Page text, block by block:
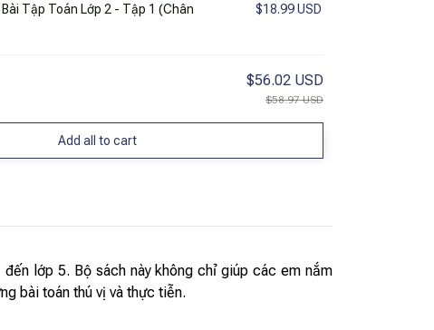
Bài Tập Toán Lớp 2 - Tập 1 (Chân
$18.99 USD
$56.02 USD
$58.97 USD
Add all to cart
lớp 5. Bộ sách này không chỉ giúp các em nắm
bài toán thú vị và thực tiễn.